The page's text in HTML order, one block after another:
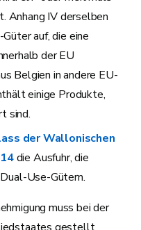
Anhang IV derselben
auf, die eine
der EU
Belgien in andere EU-
einige Produkte,
sind.
der Wallonischen
die Ausfuhr, die
Use-Gütern.
muss bei der